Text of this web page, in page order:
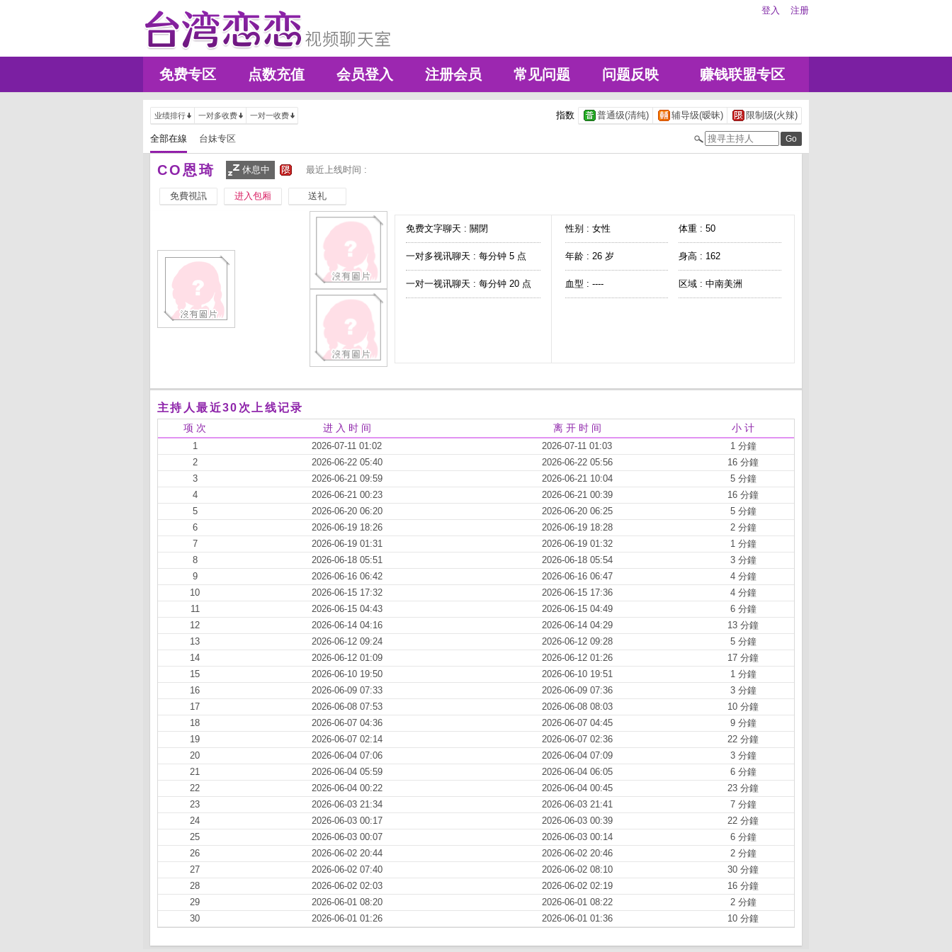
登入 注册
免费专区 点数充值 会员登入 注册会员 常见问题 问题反映 赚钱联盟专区
业绩排行 一对多收费 一对一收费 指数 普通级(清纯) 辅导级(暧昧) 限制级(火辣)
全部在線 台妹专区
CO恩琦 休息中 最近上线时间 :
免費視訊 进入包厢 送礼
免费文字聊天 : 關閉
一对多视讯聊天 : 每分钟 5 点
一对一视讯聊天 : 每分钟 20 点
性别 : 女性 体重 : 50
年龄 : 26 岁 身高 : 162
血型 : ---- 区域 : 中南美洲
主持人最近30次上线记录
项 次 进 入 时 间 离 开 时 间 小 计
1 2026-07-11 01:02 2026-07-11 01:03
1 分鐘
2
2026-06-22 05:40 2026-06-22 05:56
16 分鐘
3
2026-06-21 09:59 2026-06-21 10:04
5 分鐘
4
2026-06-21 00:23 2026-06-21 00:39
16 分鐘
5
2026-06-20 06:20 2026-06-20 06:25
5 分鐘
6
2026-06-19 18:26 2026-06-19 18:28
2 分鐘
7
2026-06-19 01:31 2026-06-19 01:32
1 分鐘
8
2026-06-18 05:51 2026-06-18 05:54
3 分鐘
9
2026-06-16 06:42 2026-06-16 06:47
4 分鐘
10
2026-06-15 17:32 2026-06-15 17:36
4 分鐘
11
2026-06-15 04:43 2026-06-15 04:49
6 分鐘
12
2026-06-14 04:16 2026-06-14 04:29
13 分鐘
13
2026-06-12 09:24 2026-06-12 09:28
5 分鐘
14
2026-06-12 01:09 2026-06-12 01:26
17 分鐘
15
2026-06-10 19:50 2026-06-10 19:51
1 分鐘
16
2026-06-09 07:33 2026-06-09 07:36
3 分鐘
17
2026-06-08 07:53 2026-06-08 08:03
10 分鐘
18
2026-06-07 04:36 2026-06-07 04:45
9 分鐘
19
2026-06-07 02:14 2026-06-07 02:36
22 分鐘
20
2026-06-04 07:06 2026-06-04 07:09
3 分鐘
21
2026-06-04 05:59 2026-06-04 06:05
6 分鐘
22
2026-06-04 00:22 2026-06-04 00:45
23 分鐘
23
2026-06-03 21:34 2026-06-03 21:41
7 分鐘
24
2026-06-03 00:17 2026-06-03 00:39
22 分鐘
25
2026-06-03 00:07 2026-06-03 00:14
6 分鐘
26
2026-06-02 20:44 2026-06-02 20:46
2 分鐘
27
2026-06-02 07:40 2026-06-02 08:10
30 分鐘
28
2026-06-02 02:03 2026-06-02 02:19
16 分鐘
29
2026-06-01 08:20 2026-06-01 08:22
2 分鐘
30
2026-06-01 01:26 2026-06-01 01:36 10 分鐘